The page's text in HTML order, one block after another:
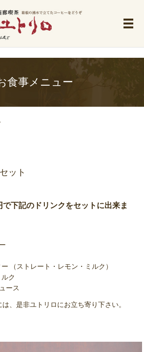
メ
食事メニュー
ット
下記のドリンクをセットに出来ま
（ストレート・レモン・ミルク）
ク
ース
、是非ユトリロにお立ち寄り下さい。